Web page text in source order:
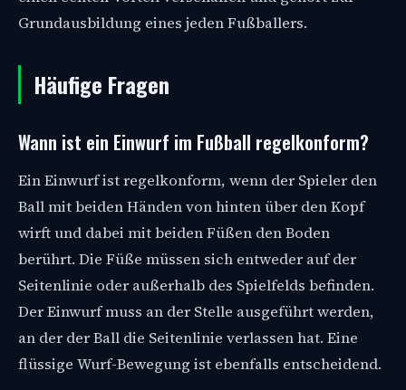
Grundausbildung eines jeden Fußballers.
Häufige Fragen
Wann ist ein Einwurf im Fußball regelkonform?
Ein Einwurf ist regelkonform, wenn der Spieler den
Ball mit beiden Händen von hinten über den Kopf
wirft und dabei mit beiden Füßen den Boden
berührt. Die Füße müssen sich entweder auf der
Seitenlinie oder außerhalb des Spielfelds befinden.
Der Einwurf muss an der Stelle ausgeführt werden,
an der der Ball die Seitenlinie verlassen hat. Eine
flüssige Wurf-Bewegung ist ebenfalls entscheidend.